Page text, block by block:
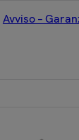
Avviso –